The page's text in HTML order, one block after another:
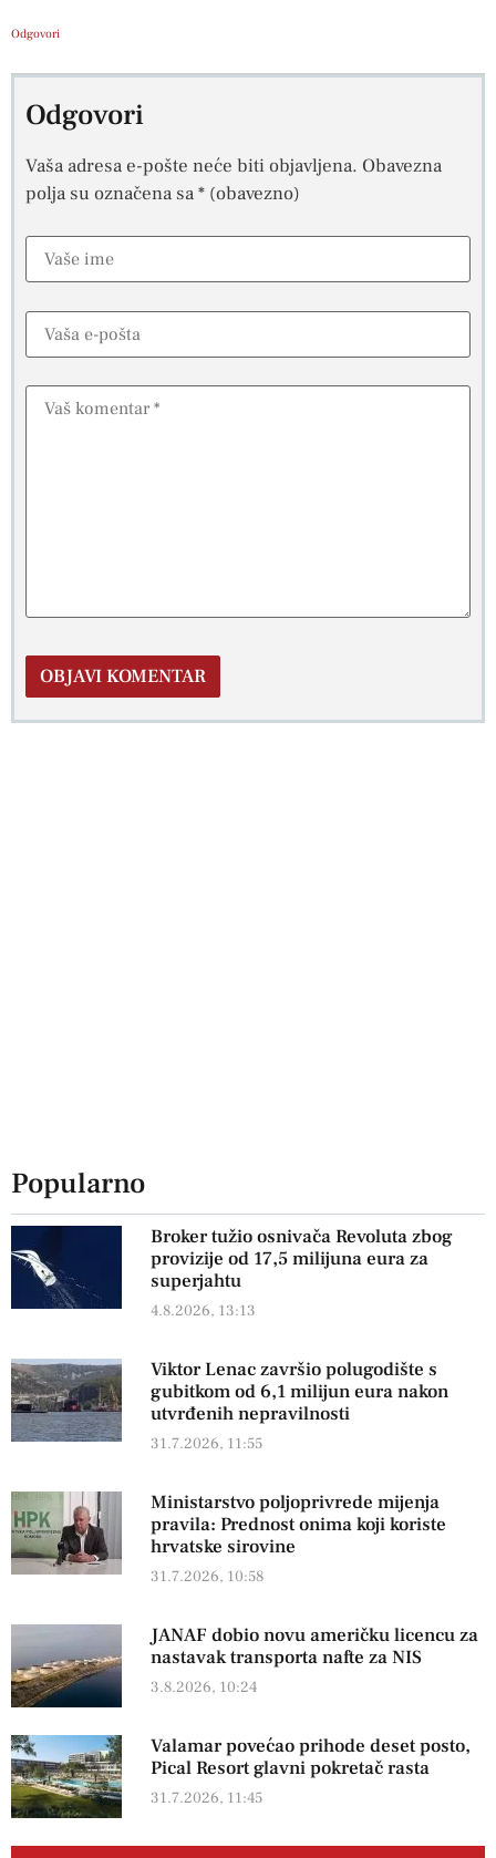
Odgovori
Odgovori
Vaša adresa e-pošte neće biti objavljena. Obavezna
polja su označena sa* (obavezno)
Popularno
Broker tužio osnivača Revoluta zbog
provizije od 17,5 milijuna eura za
superjahtu
4.8.2026, 13:13
Viktor Lenac završio polugodište s
gubitkom od 6,1 milijun eura nakon
utvrđenih nepravilnosti
31.7.2026, 11:55
Ministarstvo poljoprivrede mijenja
pravila: Prednost onima koji koriste
hrvatske sirovine
31.7.2026, 10:58
JANAF dobio novu američku licencu za
nastavak transporta nafte za NIS
3.8.2026, 10:24
Valamar povećao prihode deset posto,
Pical Resort glavni pokretač rasta
31.7.2026, 11:45